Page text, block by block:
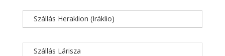
Szállás Heraklion (Iráklio)
Szállás Lárisza